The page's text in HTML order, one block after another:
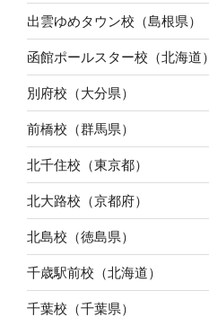
出雲ゆめタウン校（島根県）
函館ポールスター校（北海道）
別府校（大分県）
前橋校（群馬県）
北千住校（東京都）
北大路校（京都府）
北島校（徳島県）
千歳駅前校（北海道）
千葉校（千葉県）